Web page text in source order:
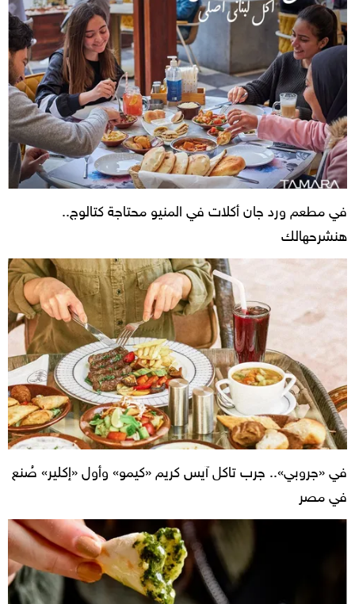
في مطعم ورد جان أكلات في المنيو محتاجة كتالوج..
هنشرحهالك
في «جروبي».. جرب تاكل آيس كريم «كيمو» وأول «إكلير» صُنع
في مصر